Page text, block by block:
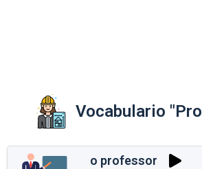
Vocabulario
o professor